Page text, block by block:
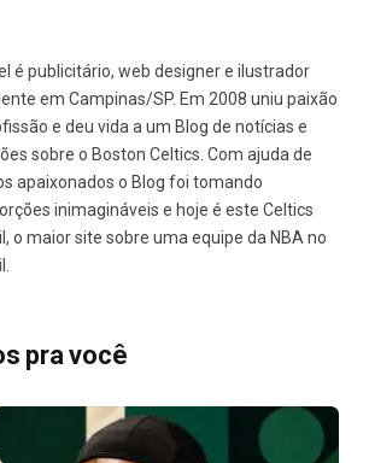
é publicitário, web designer e ilustrador
em Campinas/SP. Em 2008 uniu paixão
e deu vida a um Blog de notícias e
sobre o Boston Celtics. Com ajuda de
apaixonados o Blog foi tomando
inimagináveis e hoje é este Celtics
o maior site sobre uma equipe da NBA no
pra você